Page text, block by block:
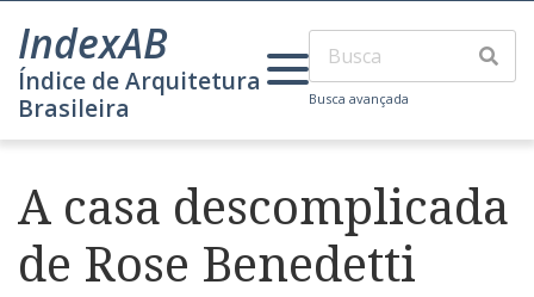
IndexAB
Índice de Arquitetura
Brasileira
Busca avançada
A casa descomplicada
de Rose Benedetti